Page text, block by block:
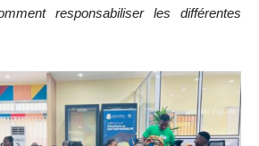
responsabiliser les différentes